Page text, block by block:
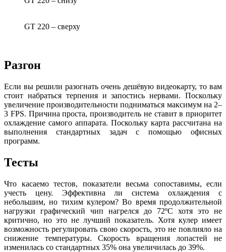
GT 220 – сверху
Разгон
Если вы решили разогнать очень дешёвую видеокарту, то вам
стоит набраться терпения и запостись нервами. Поскольку
увеличение производительности подниматься максимум на 2–
3 FPS. Причина проста, производитель не ставит в приоритет
охлаждение самого аппарата. Поскольку карта рассчитана на
выполнения стандартных задач с помощью офисных
программ.
Тесты
Что касаемо тестов, показатели весьма сопоставимы, если
учесть цену. Эффективна ли система охлаждения с
небольшим, но тихим кулером? Во время продолжительной
нагрузки графический чип нагрелся до 72ºC хотя это не
критично, но это не лучший показатель. Хотя кулер имеет
возможность регулировать свою скорость, это не повлияло на
снижение температуры. Скорость вращения лопастей не
изменилась со стандартных 35% она увеличилась до 39%.